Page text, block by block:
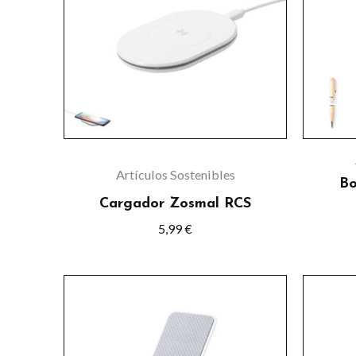
Artículos Sostenibles
Cargador Zosmal RCS
5,99€
variantes.
Las
opciones
en
la
página
producto
producto
tiene